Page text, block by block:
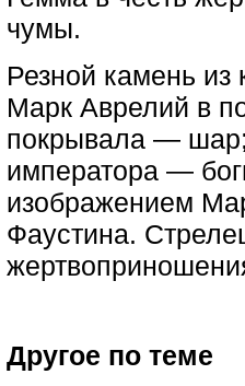
чумы.
Резной камень
Марк Аврелий в
покрывала — шар;
императора —
изображением
Фаустина.
Другое по теме